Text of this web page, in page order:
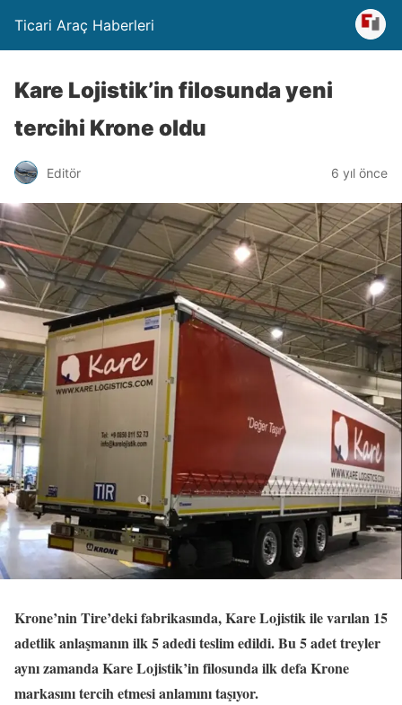
Ticari Araç Haberleri
Kare Lojistik’in filosunda yeni
tercihi Krone oldu
Editör 6 yıl önce
Krone’nin Tire’deki fabrikasında, Kare Lojistik ile varılan 15
adetlik anlaşmanın ilk 5 adedi teslim edildi. Bu 5 adet treyler
aynı zamanda Kare Lojistik’in filosunda ilk defa Krone
markasını tercih etmesi anlamını taşıyor.